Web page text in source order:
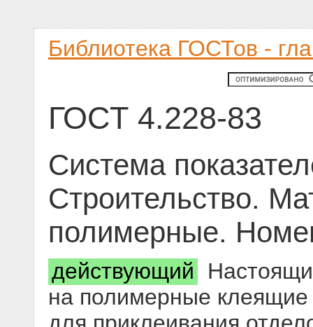
Библиотека ГОСТов -
ГОСТ 4.228-83
Система
Строительство.
полимерные.
действующий
на полимерные